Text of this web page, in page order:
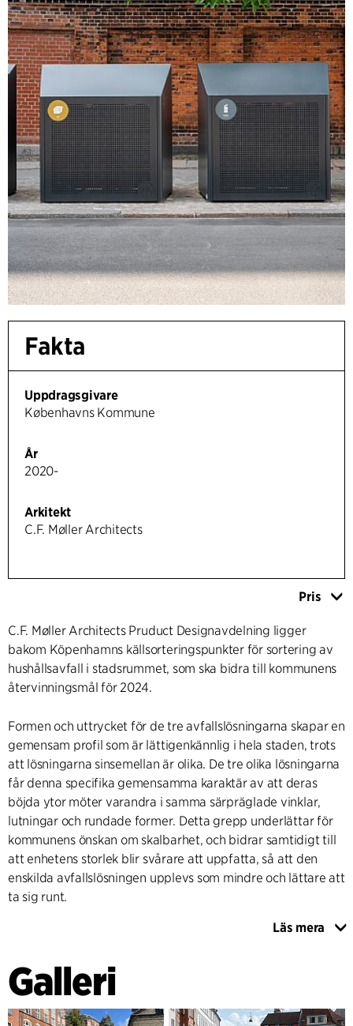
Fakta
Uppdragsgivare
Københavns Kommune
År
2020-
Arkitekt
C.F. Møller Architects
Pris
C.F. Møller Architects Pruduct Designavdelning ligger
bakom Köpenhamns källsorteringspunkter för sortering av
hushållsavfall i stadsrummet, som ska bidra till kommunens
återvinningsmål för 2024.
Formen och uttrycket för de tre avfallslösningarna skapar en
gemensam profil som är lättigenkännlig i hela staden, trots
att lösningarna sinsemellan är olika. De tre olika lösningarna
får denna specifika gemensamma karaktär av att deras
böjda ytor möter varandra i samma särpräglade vinklar,
lutningar och rundade former. Detta grepp underlättar för
kommunens önskan om skalbarhet, och bidrar samtidigt till
att enhetens storlek blir svårare att uppfatta, så att den
enskilda avfallslösningen upplevs som mindre och lättare att
ta sig runt.
sätt oavsett vilken typ det gäller. Inkastet sitter alltid dolt
bakom en lucka som används och ser likadant ut på alla
enheter. Det är alltså inte inkastets form utan den grafiska
Läs mera
Galleri